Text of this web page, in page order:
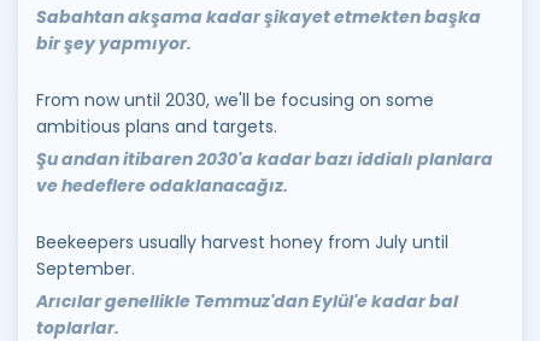
Sabahtan akşama kadar şikayet etmekten başka
bir şey yapmıyor.
From now until 2030, we'll be focusing on some
ambitious plans and targets.
Şu andan itibaren 2030'a kadar bazı iddialı planlara
ve hedeflere odaklanacağız.
Beekeepers usually harvest honey from July until
September.
Arıcılar genellikle Temmuz'dan Eylül'e kadar bal
toplarlar.